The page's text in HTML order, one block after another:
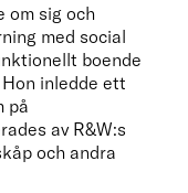
om sig och
med social
boende
inledde ett
på
av R&W:s
och andra